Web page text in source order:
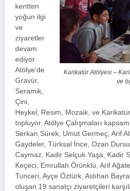
Karikatür Atölyesi –
ve
kentten
yoğun ilgi
ve
ziyaretler
devam
ediyor.
Atölye’de
Gravür,
Seramik,
Çini,
Heykel, Resim, Mozaik, ve
topluyor. Atölye Çalışmaları
Serkan Sürek, Umut Germeç, Arif
Gaydeler, Türksal İnce, Ozan
Caymaz, Kadir Selçuk Yaşa, Kadir
Keçeci, Emrullah Örünklü, Arif
Tunceri, Ayçe Öztürk, Aslıhan
oluşan 19 sanatçı ziyaretçileri